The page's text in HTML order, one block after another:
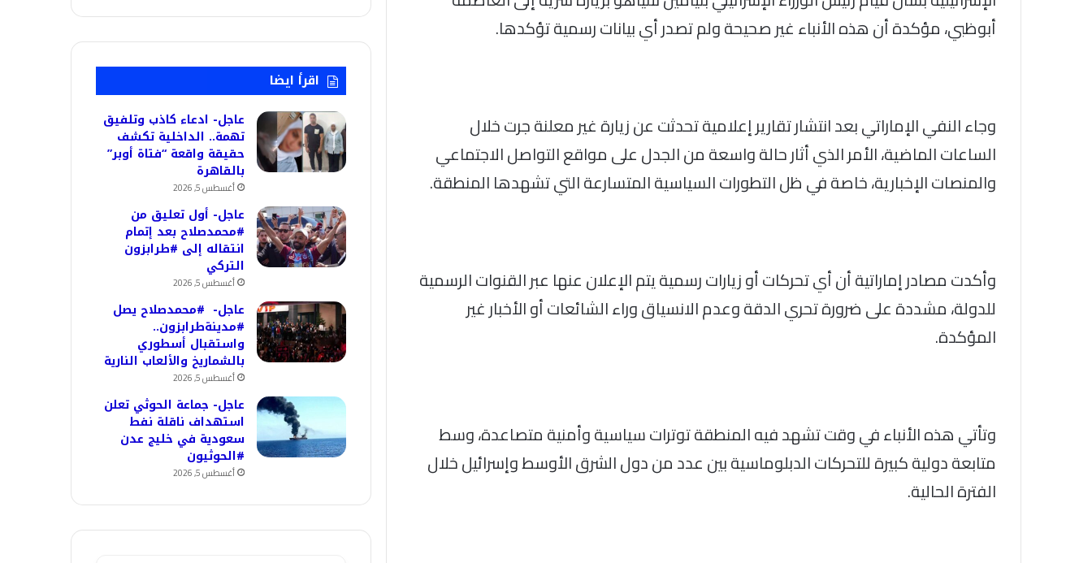
أبوظبي، مؤكدة أن هذه الأنباء غير صحيحة ولم تصدر أي بيانات رسمية تؤكدها.
وجاء النفي الإماراتي بعد انتشار تقارير إعلامية تحدثت عن زيارة غير معلنة جرت خلال
الساعات الماضية، الأمر الذي أثار حالة واسعة من الجدل على مواقع التواصل الاجتماعي
والمنصات الإخبارية، خاصة في ظل التطورات السياسية المتسارعة التي تشهدها المنطقة.
وأكدت مصادر إماراتية أن أي تحركات أو زيارات رسمية يتم الإعلان عنها عبر القنوات الرسمية
للدولة، مشددة على ضرورة تحري الدقة وعدم الانسياق وراء الشائعات أو الأخبار غير
المؤكدة.
وتأتي هذه الأنباء في وقت تشهد فيه المنطقة توترات سياسية وأمنية متصاعدة، وسط
متابعة دولية كبيرة للتحركات الدبلوماسية بين عدد من دول الشرق الأوسط وإسرائيل خلال
الفترة الحالية.
اقرأ ايضا
عاجل- ادعاء كاذب وتلفيق
تهمة.. الداخلية تكشف
حقيقة واقعة “فتاة أوبر”
بالقاهرة
أغسطس 5, 2026
عاجل- أول تعليق من
#محمدصلاح بعد إتمام
انتقاله إلى #طرابزون
التركي
أغسطس 5, 2026
عاجل- #محمدصلاح يصل
#مدينةطرابزون..
واستقبال أسطوري
بالشماريخ والألعاب النارية
أغسطس 5, 2026
عاجل- جماعة الحوثي تعلن
استهداف ناقلة نفط
سعودية في خليج عدن
#الحوثيون
أغسطس 5, 2026